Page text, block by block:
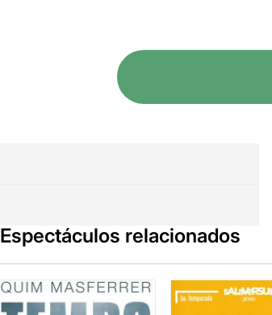
Espectáculos relacionados